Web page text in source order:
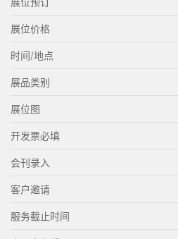
展位价格
时间/地点
展品类别
展位图
开发票必填
会刊录入
客户邀请
服务截止时间